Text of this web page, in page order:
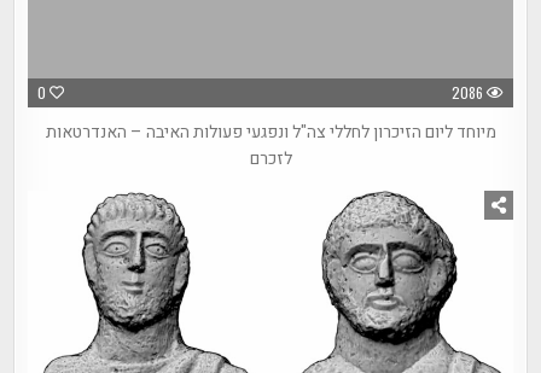
0 2086
מיוחד ליום הזיכרון לחללי צה"ל ונפגעי פעולות האיבה – האנדרטאות
לזכרם